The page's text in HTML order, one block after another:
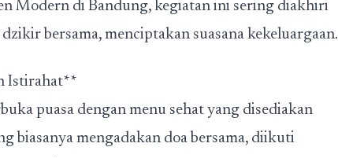
Modern di Bandung, kegiatan ini sering diakhiri
bersama, menciptakan suasana kekeluargaan.
Istirahat**
puasa dengan menu sehat yang disediakan
biasanya mengadakan doa bersama, diikuti